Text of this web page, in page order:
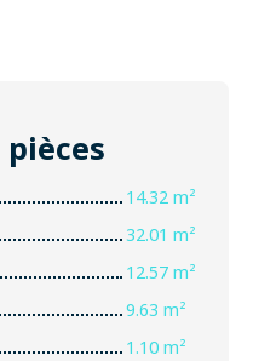
pièces
14.32 m²
32.01 m²
12.57 m²
9.63 m²
1.10 m²